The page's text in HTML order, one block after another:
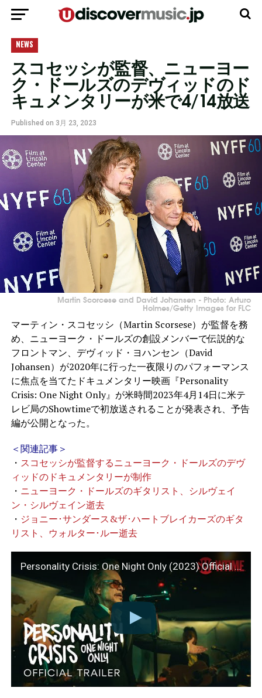
NEWS
スコセッシが監督、ニューヨー
ク・ドールズのデヴィッドのド
キュメンタリーが米で4/14放送
Published on 3月 23, 2023
Martin Scorcese and David Johansen - Photo: Arturo
Holmes/Getty Images for FLC
マーティン・スコセッシ（Martin Scorsese）が監督を務
め、ニューヨーク・ドールズの創設メンバーで伝説的な
フロントマン、デヴィッド・ヨハンセン（David
Johansen）が2020年に行った一夜限りのパフォーマンス
に焦点を当てたドキュメンタリー映画『Personality
Crisis: One Night Only』が米時間2023年4月14日に米テ
レビ局のShowtimeで初放送されることが発表され、予告
編が公開となった。
＜関連記事＞
・ スコセッシが監督するニューヨーク・ドールズのデヴ
ィッドのドキュメンタリーが制作
・ ニューヨーク・ドールズのギタリスト、シルヴェイ
ン・シルヴェイン逝去
・ ジョニー･サンダース&ザ･ハートブレイカーズのギタ
リスト、ウォルター･ルー逝去
Personality Crisis: One Night Only (2023) Official Trailer | Documentary | SHOWTIME
モバイルバージョンに移動